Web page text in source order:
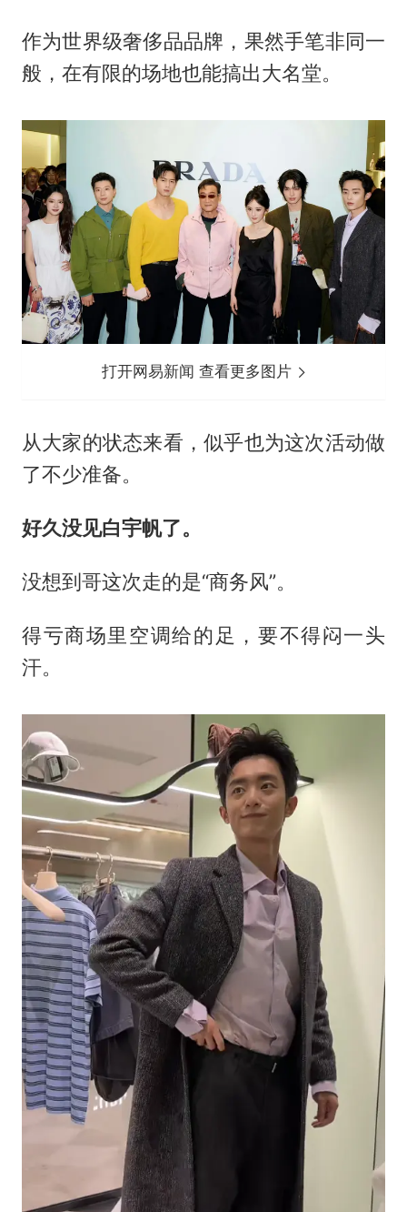
作为世界级奢侈品品牌，果然手笔非同一
般，在有限的场地也能搞出大名堂。
打开网易新闻 查看更多图片
从大家的状态来看，似乎也为这次活动做
了不少准备。
好久没见白宇帆了。
没想到哥这次走的是“商务风”。
得亏商场里空调给的足，要不得闷一头
汗。